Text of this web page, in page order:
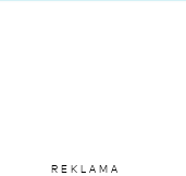
REKLAMA